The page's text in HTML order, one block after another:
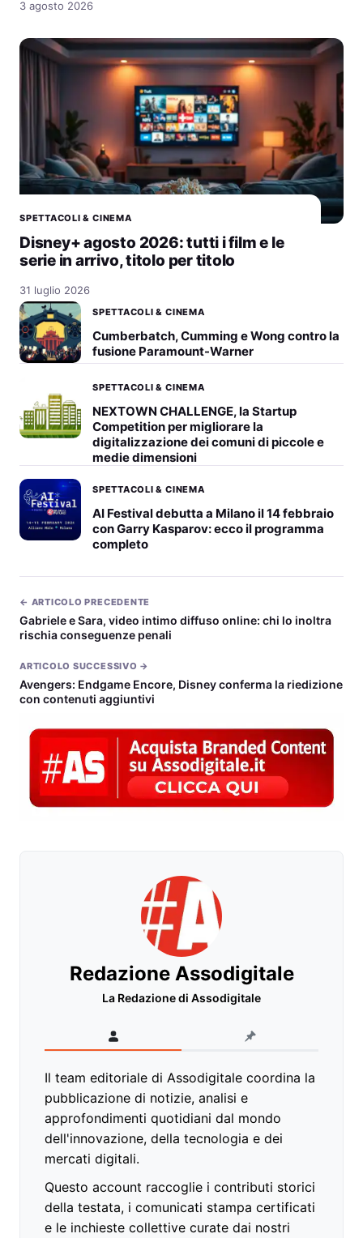
3 agosto 2026
SPETTACOLI & CINEMA
Disney+ agosto 2026: tutti i film e le
serie in arrivo, titolo per titolo
31 luglio 2026
SPETTACOLI & CINEMA
Cumberbatch, Cumming e Wong contro la
fusione Paramount-Warner
SPETTACOLI & CINEMA
NEXTOWN CHALLENGE, la Startup
Competition per migliorare la
digitalizzazione dei comuni di piccole e
medie dimensioni
SPETTACOLI & CINEMA
AI Festival debutta a Milano il 14 febbraio
con Garry Kasparov: ecco il programma
completo
← ARTICOLO PRECEDENTE
Gabriele e Sara, video intimo diffuso online: chi lo inoltra
rischia conseguenze penali
ARTICOLO SUCCESSIVO →
Avengers: Endgame Encore, Disney conferma la riedizione
con contenuti aggiuntivi
Redazione Assodigitale
La Redazione di Assodigitale
Il team editoriale di Assodigitale coordina la
pubblicazione di notizie, analisi e
approfondimenti quotidiani dal mondo
dell'innovazione, della tecnologia e dei
mercati digitali.
Questo account raccoglie i contributi storici
della testata, i comunicati stampa certificati
e le inchieste collettive curate dai nostri